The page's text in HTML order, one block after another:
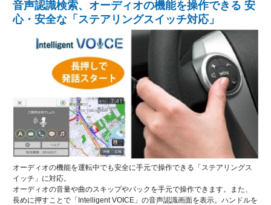
音声認識検索、オーディオの機能を操作できる 安
心・安全な「ステアリングスイッチ対応」
オーディオの機能を運転中でも安全に手元で操作できる「ステアリングス
イッチ」に対応。
オーディオの音量や曲のスキップやバックを手元で操作できます。また、
長めに押すことで「Intelligent VOICE」の音声認識画面を表示。ハンドルを